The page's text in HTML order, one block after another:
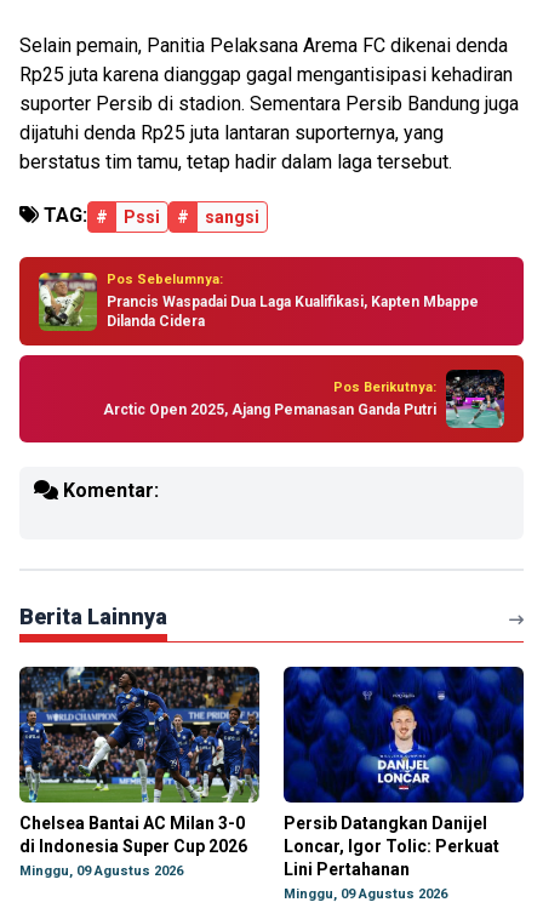
Selain pemain, Panitia Pelaksana Arema FC dikenai denda
Rp25 juta karena dianggap gagal mengantisipasi kehadiran
suporter Persib di stadion. Sementara Persib Bandung juga
dijatuhi denda Rp25 juta lantaran suporternya, yang
berstatus tim tamu, tetap hadir dalam laga tersebut.
TAG: # Pssi # sangsi
Pos Sebelumnya:
Prancis Waspadai Dua Laga Kualifikasi, Kapten Mbappe
Dilanda Cidera
Pos Berikutnya:
Arctic Open 2025, Ajang Pemanasan Ganda Putri
Komentar:
Berita Lainnya
Chelsea Bantai AC Milan 3-0
di Indonesia Super Cup 2026
Minggu, 09 Agustus 2026
Persib Datangkan Danijel
Loncar, Igor Tolic: Perkuat
Lini Pertahanan
Minggu, 09 Agustus 2026